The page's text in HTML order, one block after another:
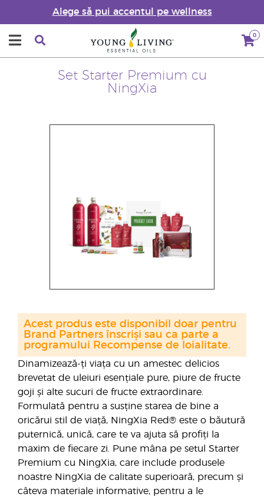
Alege să pui accentul pe wellness
0
Set Starter Premium cu
NingXia
Dinamizează-ți viața cu un amestec delicios
brevetat de uleiuri esențiale pure, piure de fructe
goji și alte sucuri de fructe extraordinare.
Formulată pentru a susține starea de bine a
oricărui stil de viață, NingXia Red® este o băutură
puternică, unică, care te va ajuta să profiți la
maxim de fiecare zi. Pune mâna pe setul Starter
Premium cu NingXia, care include produsele
noastre NingXia de calitate superioară, precum și
câteva materiale informative, pentru a le
Acest produs este disponibil doar pentru
Brand Partners înscriși sau ca parte a
programului Recompense de loialitate.